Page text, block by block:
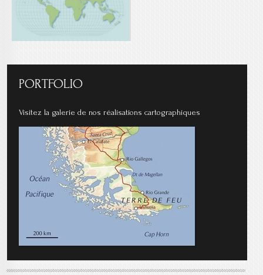
PORTFOLIO
Visitez la galerie de nos réalisations cartographiques